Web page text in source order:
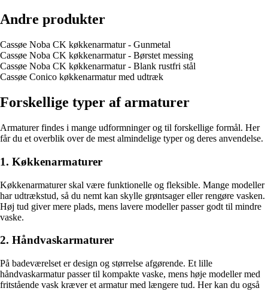
Andre produkter
Cassøe Noba CK køkkenarmatur - Gunmetal
Cassøe Noba CK køkkenarmatur - Børstet messing
Cassøe Noba CK køkkenarmatur - Blank rustfri stål
Cassøe Conico køkkenarmatur med udtræk
Forskellige typer af armaturer
Armaturer findes i mange udformninger og til forskellige formål. Her
får du et overblik over de mest almindelige typer og deres anvendelse.
1. Køkkenarmaturer
Køkkenarmaturer skal være funktionelle og fleksible. Mange modeller
har udtrækstud, så du nemt kan skylle grøntsager eller rengøre vasken.
Høj tud giver mere plads, mens lavere modeller passer godt til mindre
vaske.
2. Håndvaskarmaturer
På badeværelset er design og størrelse afgørende. Et lille
håndvaskarmatur passer til kompakte vaske, mens høje modeller med
fritstående vask kræver et armatur med længere tud. Her kan du også